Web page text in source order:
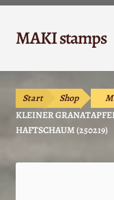
Zur
Navigation
Zum
Inhalt
MAKI stamps
Shop
Warenkorb
Start Shop
KLEINER
HAFTSCHAUM (250219)